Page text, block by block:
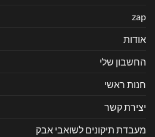
zap
אודות
החשבון שלי
חנות ראשי
יצירת קשר
מעבדת תיקונים לשואבי אבק